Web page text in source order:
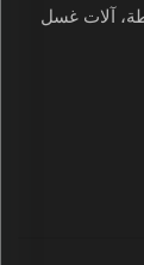
آلات غسل